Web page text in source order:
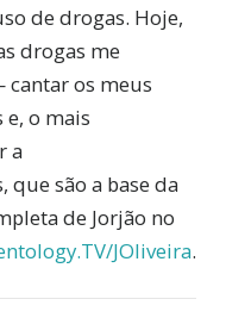
de drogas. Hoje,
drogas me
os meus
o mais
a
que são a base da
de Jorjão no
JOliveira.